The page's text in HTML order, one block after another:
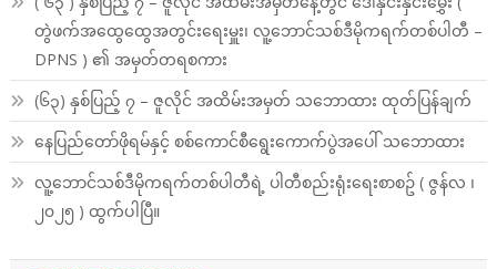
တွဲဖက်အထွေထွေအတွင်းရေးမှူး၊ လူ့ဘောင်သစ်ဒီမိုကရက်တစ်ပါတီ –
DPNS ) ၏ အမှတ်တရစကား
(၆၃) နှစ်ပြည့် ၇ – ဇူလိုင် အထိမ်းအမှတ် သဘောထား ထုတ်ပြန်ချက်
နေပြည်တော်ဖိုရမ်နှင့် စစ်ကောင်စီရွေးကောက်ပွဲအပေါ် သဘောထား
လူ့ဘောင်သစ်ဒီမိုကရက်တစ်ပါတီရဲ့ ပါတီစည်းရုံးရေးစာစဥ် ( ဇွန်လ ၊
၂၀၂၅ ) ထွက်ပါပြီ။